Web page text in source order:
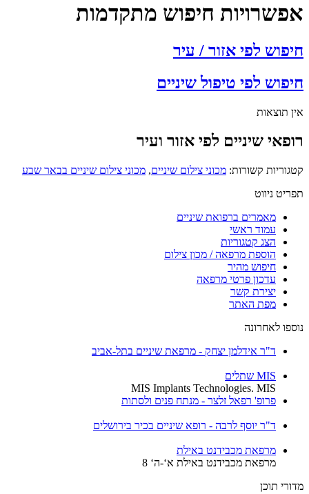
אפשרויות חיפוש מתקדמות
חיפוש לפי אזור / עיר
חיפוש לפי טיפול שיניים
אין תוצאות
רופאי שיניים לפי אזור ועיר
קטגוריות קשורות: מכוני צילום שיניים, מכוני צילום שיניים בבאר שבע
תפריט ניווט
מאמרים ברפואת שיניים
עמוד ראשי
הצג קטגוריות
הוספת מרפאה / מכון צילום
חיפוש מהיר
עדכון פרטי מרפאה
יצירת קשר
מפת האתר
נוספו לאחרונה
ד"ר אידלמן יצחק - מרפאת שיניים בתל-אביב
MIS שתלים
MIS Implants Technologies. MIS
פרופ' רפאל זלצר - מנתח פנים ולסתות
ד"ר יוסף לרבה - רופא שיניים בכיר בירושלים
מרפאת מכבידנט באילת
מרפאת מכבידנט באילת א‘-ה‘ 8
מדורי תוכן